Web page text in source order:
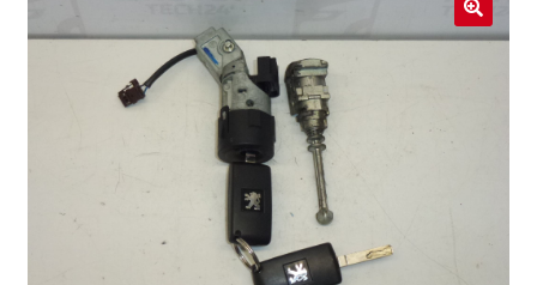
Il mio account
Politica sulla riservatezza
Procedura di Reclamo
Registratore di cassa
🔍